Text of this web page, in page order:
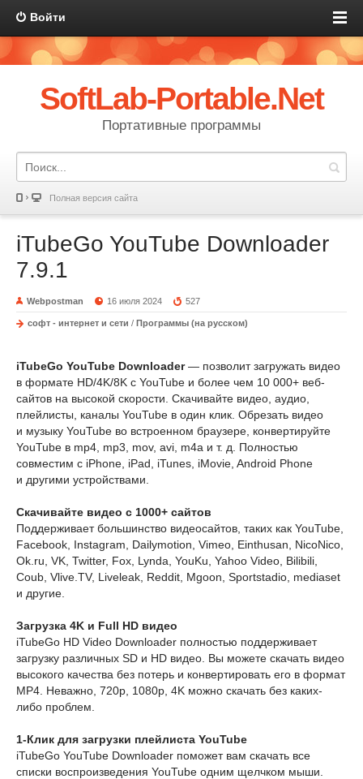
Войти
SoftLab-Portable.Net
Портативные программы
Полная версия сайта
iTubeGo YouTube Downloader
7.9.1
Webpostman 16 июля 2024 527
софт - интернет и сети / Программы (на русском)
iTubeGo YouTube Downloader— позволит загружать видео
в формате HD/4K/8K с YouTube и более чем 10 000+ веб-
сайтов на высокой скорости. Скачивайте видео, аудио,
плейлисты, каналы YouTube в один клик. Обрезать видео
и музыку YouTube во встроенном браузере, конвертируйте
YouTube в mp4, mp3, mov, avi, m4a и т. д. Полностью
совместим с iPhone, iPad, iTunes, iMovie, Android Phone
и другими устройствами.
Скачивайте видео с 1000+ сайтов
Поддерживает большинство видеосайтов, таких как YouTube,
Facebook, Instagram, Dailymotion, Vimeo, Einthusan, NicoNico,
Ok.ru, VK, Twitter, Fox, Lynda, YouKu, Yahoo Video, Bilibili,
Coub, Vlive.TV, Liveleak, Reddit, Mgoon, Sportstadio, mediaset
и другие.
Загрузка 4K и Full HD видео
iTubeGo HD Video Downloader полностью поддерживает
загрузку различных SD и HD видео. Вы можете скачать видео
высокого качества без потерь и конвертировать его в формат
MP4. Неважно, 720p, 1080p, 4K можно скачать без каких-
либо проблем.
1-Клик для загрузки плейлиста YouTube
iTubeGo YouTube Downloader поможет вам скачать все
списки воспроизведения YouTube одним щелчком мыши.